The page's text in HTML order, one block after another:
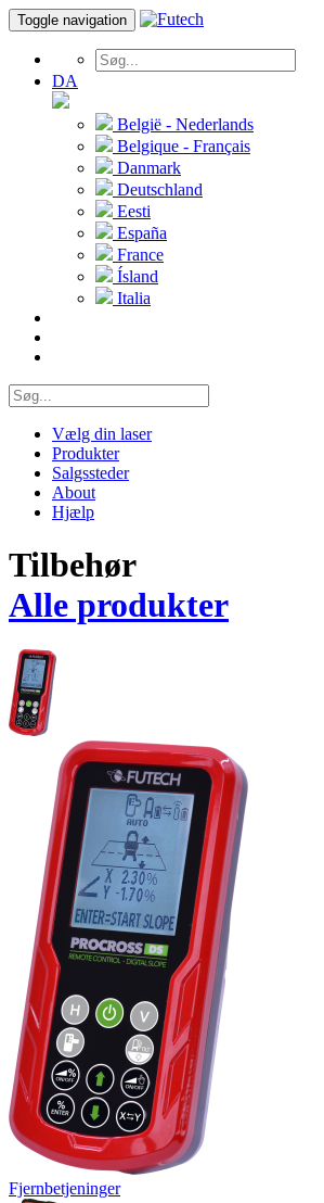
Toggle navigation
DA
België - Nederlands
Belgique - Français
Danmark
Deutschland
Eesti
España
France
Ísland
Italia
Vælg din laser
Produkter
Salgssteder
About
Hjælp
Tilbehør
Alle produkter
Fjernbetjeninger